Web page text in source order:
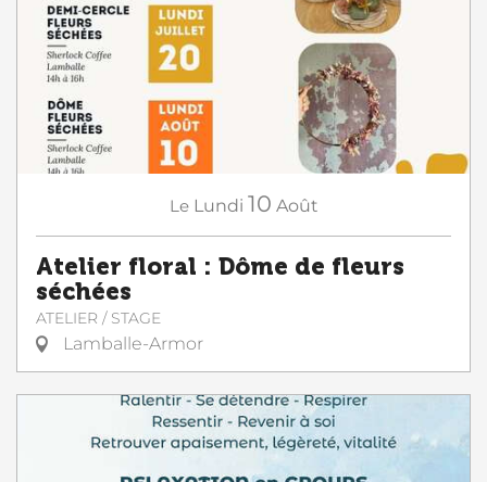
Le Lundi 10 Août
Atelier floral : Dôme de fleurs
séchées
ATELIER / STAGE
Lamballe-Armor